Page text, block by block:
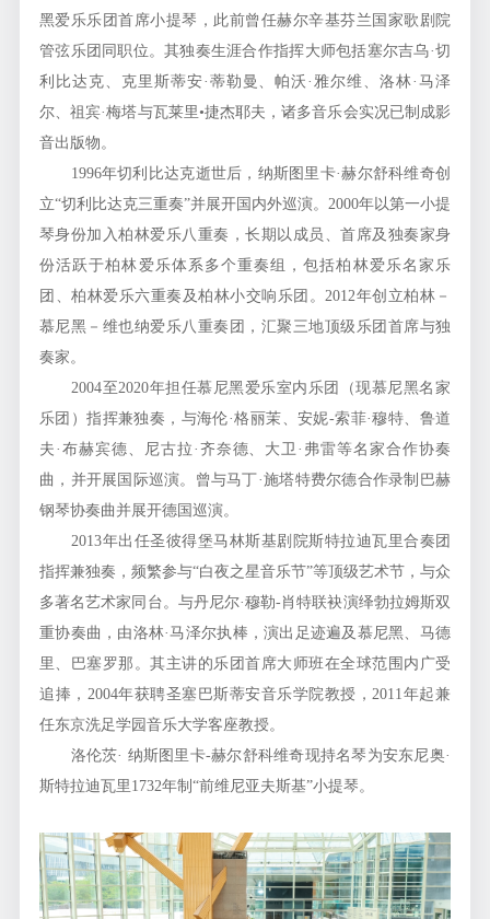
黑爱乐乐团首席小提琴，此前曾任赫尔辛基芬兰国家歌剧院
管弦乐团同职位。其独奏生涯合作指挥大师包括塞尔吉乌·切
利比达克、克里斯蒂安·蒂勒曼、帕沃·雅尔维、洛林·马泽
尔、祖宾·梅塔与瓦莱里•捷杰耶夫，诸多音乐会实况已制成影
音出版物。
1996年切利比达克逝世后，纳斯图里卡·赫尔舒科维奇创
立“切利比达克三重奏”并展开国内外巡演。2000年以第一小提
琴身份加入柏林爱乐八重奏，长期以成员、首席及独奏家身
份活跃于柏林爱乐体系多个重奏组，包括柏林爱乐名家乐
团、柏林爱乐六重奏及柏林小交响乐团。2012年创立柏林－
慕尼黑－维也纳爱乐八重奏团，汇聚三地顶级乐团首席与独
奏家。
2004至2020年担任慕尼黑爱乐室内乐团（现慕尼黑名家
乐团）指挥兼独奏，与海伦·格丽茉、安妮-索菲·穆特、鲁道
夫·布赫宾德、尼古拉·齐奈德、大卫·弗雷等名家合作协奏
曲，并开展国际巡演。曾与马丁·施塔特费尔德合作录制巴赫
钢琴协奏曲并展开德国巡演。
2013年出任圣彼得堡马林斯基剧院斯特拉迪瓦里合奏团
指挥兼独奏，频繁参与“白夜之星音乐节”等顶级艺术节，与众
多著名艺术家同台。与丹尼尔·穆勒-肖特联袂演绎勃拉姆斯双
重协奏曲，由洛林·马泽尔执棒，演出足迹遍及慕尼黑、马德
里、巴塞罗那。其主讲的乐团首席大师班在全球范围内广受
追捧，2004年获聘圣塞巴斯蒂安音乐学院教授，2011年起兼
任东京洗足学园音乐大学客座教授。
洛伦茨· 纳斯图里卡-赫尔舒科维奇现持名琴为安东尼奥·
斯特拉迪瓦里1732年制“前维尼亚夫斯基”小提琴。